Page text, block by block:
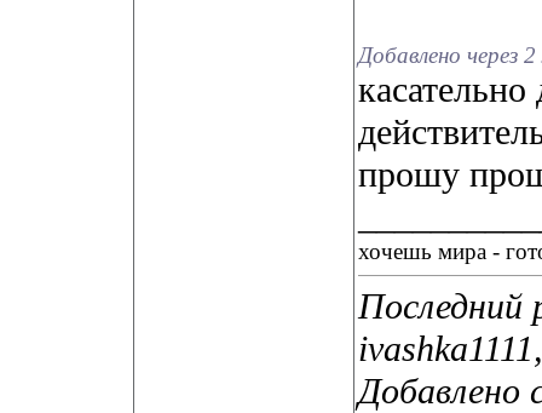
Добавлено через
прошу
хочешь мира -
Последний
Добавлено